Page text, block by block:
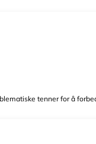
tenner for å